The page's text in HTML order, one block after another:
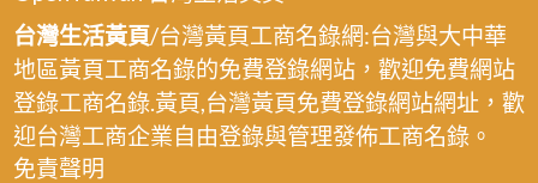
台灣生活黃頁/台灣黃頁工商名錄網:台灣與大中華
地區黃頁工商名錄的免費登錄網站，歡迎免費網站
登錄工商名錄.黃頁,台灣黃頁免費登錄網站網址，歡
迎台灣工商企業自由登錄與管理發佈工商名錄。
免責聲明